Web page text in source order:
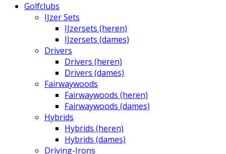
Golfclubs
IJzer Sets
IJzersets (heren)
IJzersets (dames)
Drivers
Drivers (heren)
Drivers (dames)
Fairwaywoods
Fairwaywoods (heren)
Fairwaywoods (dames)
Hybrids
Hybrids (heren)
Hybrids (dames)
Driving-Irons